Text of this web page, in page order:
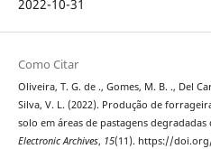
2022-10-31
Como Citar
Oliveira, T. G. de ., Gomes, M. B. ., Del
Silva, V. L. (2022). Produção de
solo em áreas de pastagens degradadas
Electronic Archives, 15(11). https://doi.org/